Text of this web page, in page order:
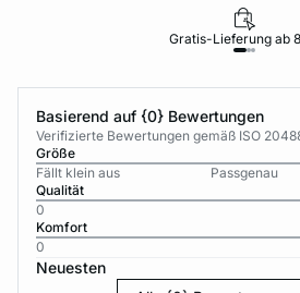
Gratis-Lieferung ab
Basierend auf {0} Bewertungen
Verifizierte Bewertungen gemäß ISO
Größe
Fällt klein aus
Passgenau
Qualität
0
Komfort
0
Neuesten